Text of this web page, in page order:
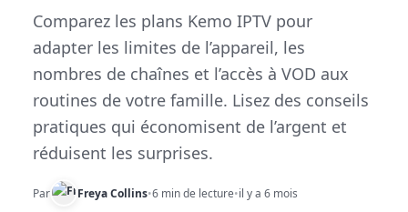
Comparez les plans Kemo IPTV pour
adapter les limites de l’appareil, les
nombres de chaînes et l’accès à VOD aux
routines de votre famille. Lisez des conseils
pratiques qui économisent de l’argent et
réduisent les surprises.
Par Freya Collins•6 min de lecture•il y a 6 mois